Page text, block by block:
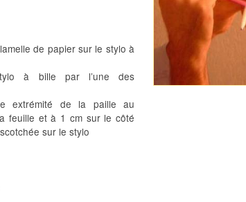
de papier sur le stylo à
à bille par l’une des
extrémité de la paille au
feuille et à 1 cm sur le côté
sur le stylo